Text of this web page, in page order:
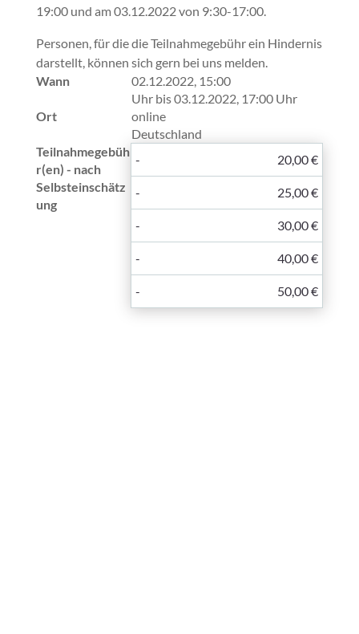
19:00 und am 03.12.2022 von 9:30-17:00.
Personen, für die die Teilnahmegebühr ein Hindernis
darstellt, können sich gern bei uns melden.
Wann
02.12.2022, 15:00
Uhr bis 03.12.2022, 17:00 Uhr
Ort
online
Deutschland
Teilnahmegebüh
r(en) - nach
Selbsteinschätz
ung
- 20,00 €
- 25,00 €
- 30,00 €
- 40,00 €
- 50,00 €